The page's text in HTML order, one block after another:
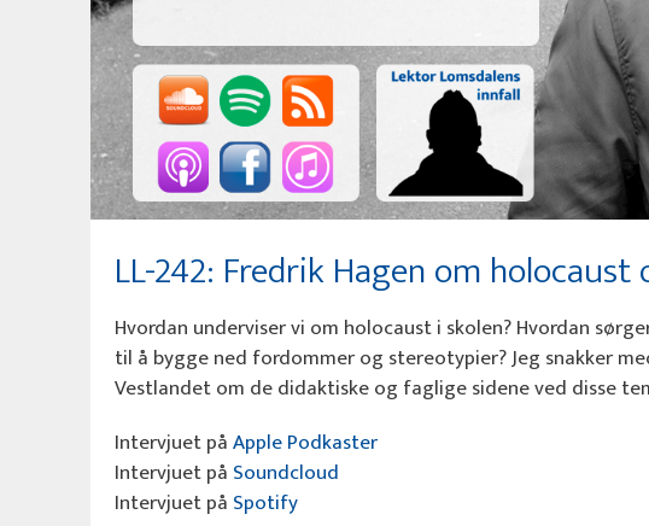
LL-242: Fredrik Hagen om
Hvordan underviser vi om holocaust i skolen? Hvordan
til å bygge ned fordommer og stereotypier? Jeg snakker
Vestlandet om de didaktiske og faglige sidene ved disse
Intervjuet påApple Podkaster
Intervjuet på Soundcloud
Intervjuet på Spotify